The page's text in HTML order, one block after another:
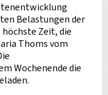
Belastungen der
Zeit, die
Thoms vom
Wochenende die